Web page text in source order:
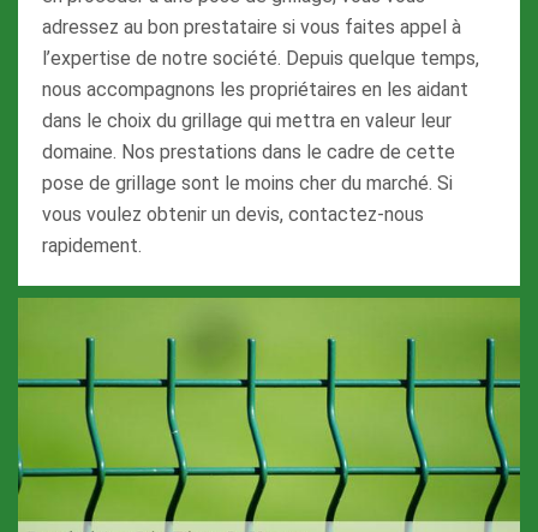
adressez au bon prestataire si vous faites appel à
l’expertise de notre société. Depuis quelque temps,
nous accompagnons les propriétaires en les aidant
dans le choix du grillage qui mettra en valeur leur
domaine. Nos prestations dans le cadre de cette
pose de grillage sont le moins cher du marché. Si
vous voulez obtenir un devis, contactez-nous
rapidement.